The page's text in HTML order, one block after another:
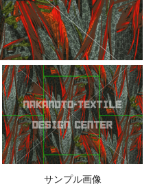
サンプル画像